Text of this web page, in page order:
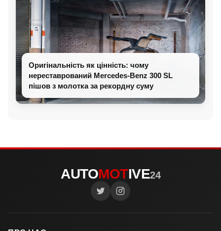
Оригінальність як цінність: чому
нереставрований Mercedes-Benz 300 SL
пішов з молотка за рекордну суму
AUTOMOTIVE24